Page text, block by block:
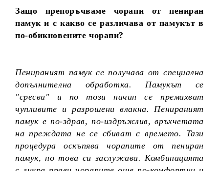
Защо препоръчваме чорапи от пениран
памук и с какво се различава от памукът в
по-обикновените чорапи?
Пенираният памук се получава от специална
допълнителна обработка. Памукът се
"сресва" и по този начин се премахват
чупливите и разрошени влакна. Пенираният
памук е по-здрав, по-издръжлив, връхчетата
на преждата не се сбиват с времето. Тази
процедура оскъпява чорапите от пениран
памук, но това си заслужава. Комбинацията